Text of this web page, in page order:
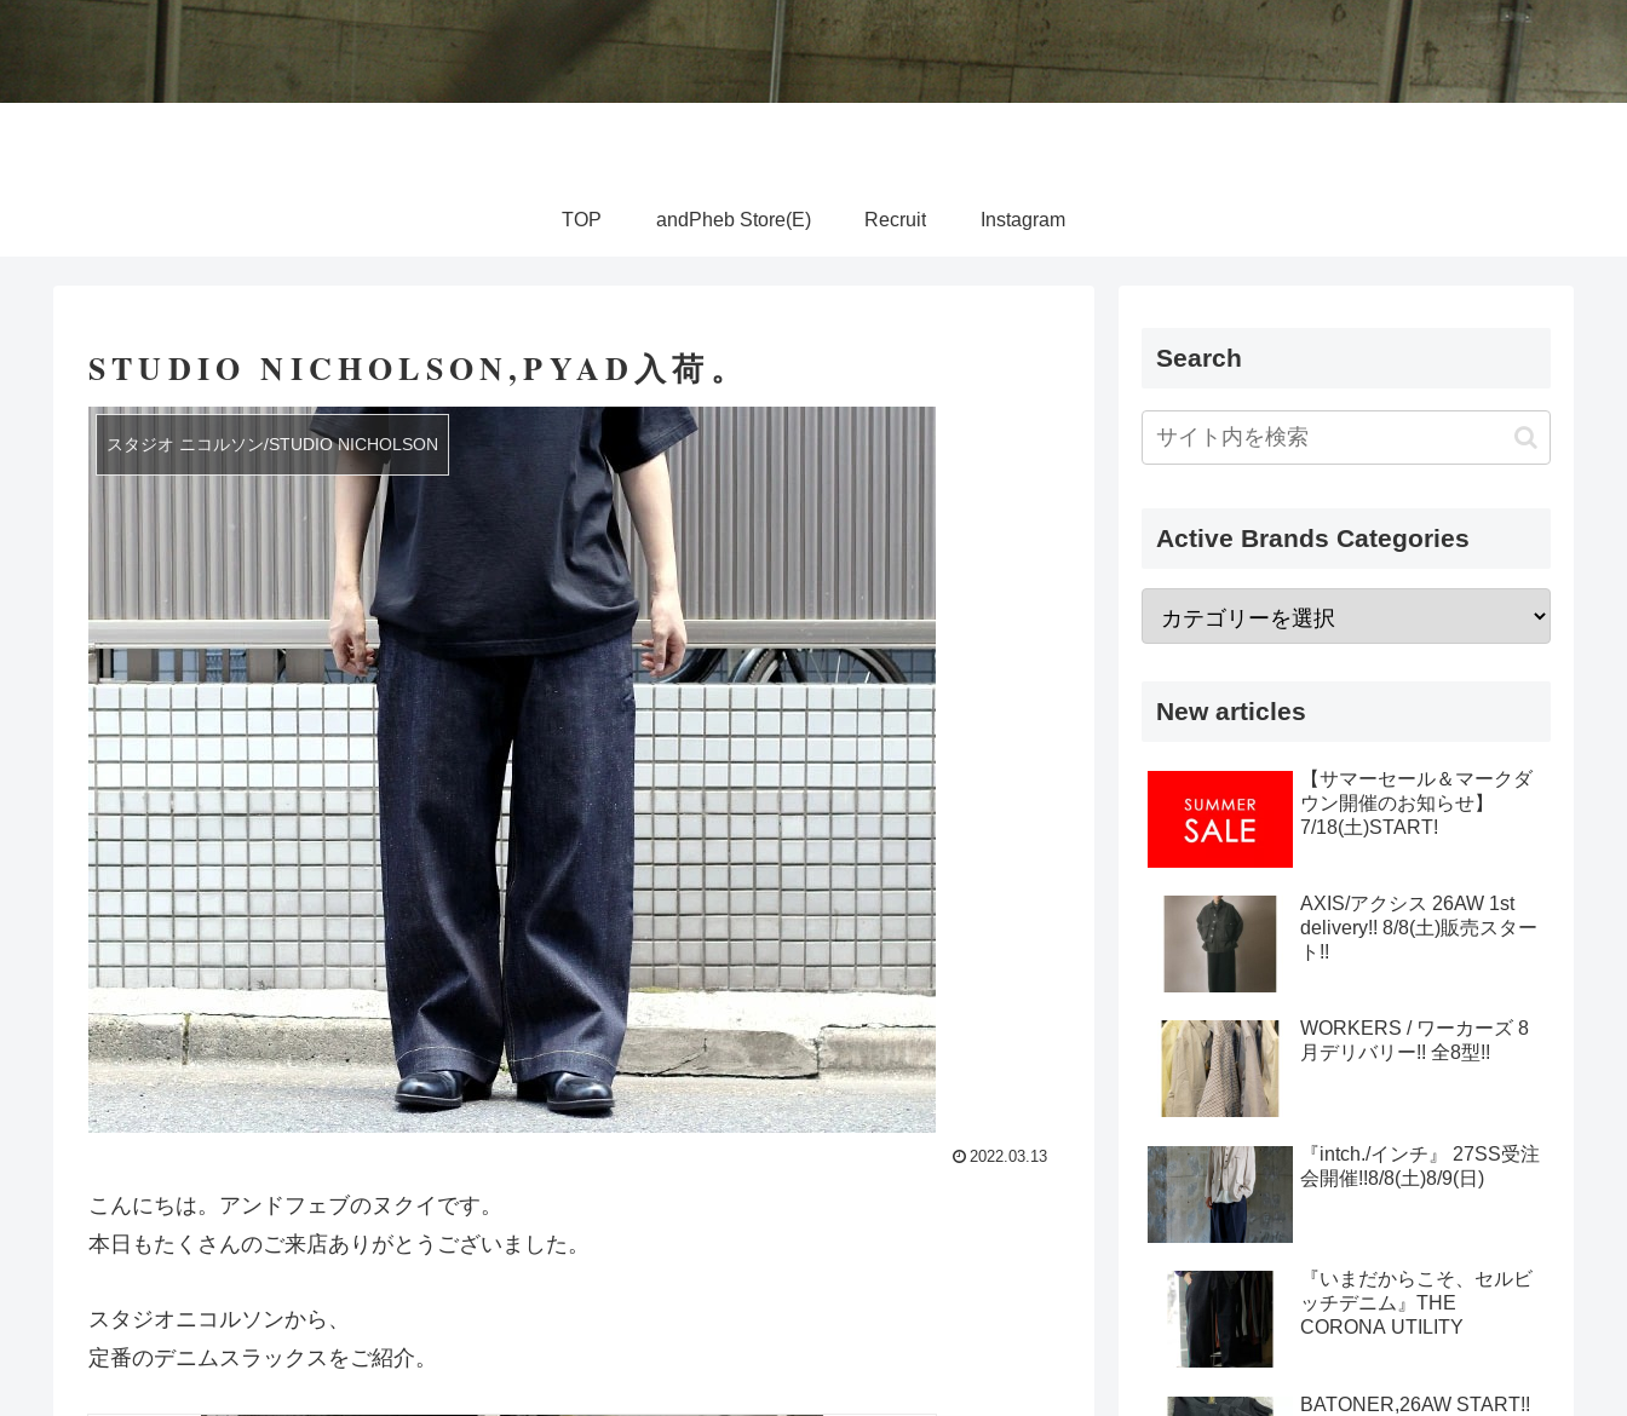
TOP andPheb Store(E) Recruit Instagram
STUDIO NICHOLSON,PYAD入荷。
スタジオ ニコルソン/STUDIO NICHOLSON
2022.03.13
こんにちは。アンドフェブのヌクイです。
本日もたくさんのご来店ありがとうございました。
スタジオニコルソンから、
定番のデニムスラックスをご紹介。
Search
Active Brands Categories
New articles
【サマーセール＆マークダ
ウン開催のお知らせ】
7/18(土)START!
AXIS/アクシス 26AW 1st
delivery!! 8/8(土)販売スター
ト!!
WORKERS / ワーカーズ 8
月デリバリー!! 全8型!!
『intch./インチ』 27SS受注
会開催!!8/8(土)8/9(日)
『いまだからこそ、セルビ
ッチデニム』THE
CORONA UTILITY
BATONER,26AW START!!